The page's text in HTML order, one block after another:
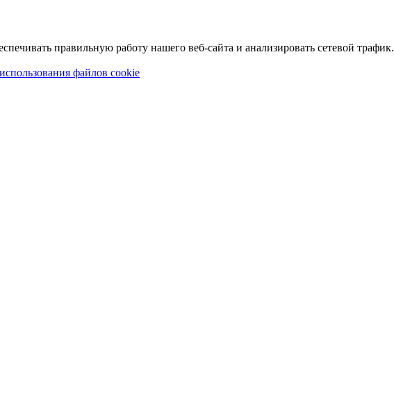
правильную работу нашего веб-сайта и анализировать сетевой трафик.
файлов cookie